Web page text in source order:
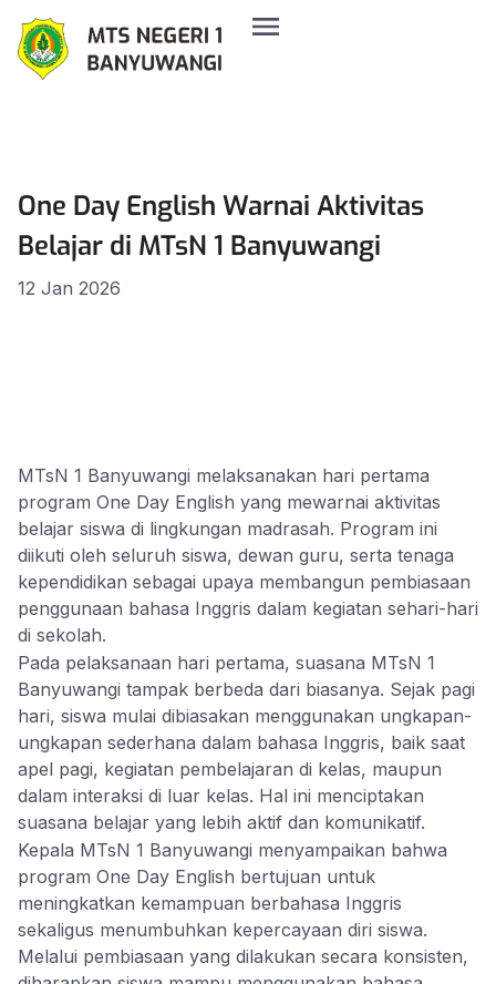
One Day English Warnai Aktivitas
Belajar di MTsN 1 Banyuwangi
12 Jan 2026
MTsN 1 Banyuwangi melaksanakan hari pertama
program One Day English yang mewarnai aktivitas
belajar siswa di lingkungan madrasah. Program ini
diikuti oleh seluruh siswa, dewan guru, serta tenaga
kependidikan sebagai upaya membangun pembiasaan
penggunaan bahasa Inggris dalam kegiatan sehari-hari
di sekolah.
Pada pelaksanaan hari pertama, suasana MTsN 1
Banyuwangi tampak berbeda dari biasanya. Sejak pagi
hari, siswa mulai dibiasakan menggunakan ungkapan-
ungkapan sederhana dalam bahasa Inggris, baik saat
apel pagi, kegiatan pembelajaran di kelas, maupun
dalam interaksi di luar kelas. Hal ini menciptakan
suasana belajar yang lebih aktif dan komunikatif.
Kepala MTsN 1 Banyuwangi menyampaikan bahwa
program One Day English bertujuan untuk
meningkatkan kemampuan berbahasa Inggris
sekaligus menumbuhkan kepercayaan diri siswa.
Melalui pembiasaan yang dilakukan secara konsisten,